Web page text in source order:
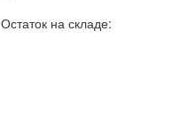
Остаток на складе: